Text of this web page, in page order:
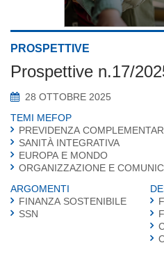
PROSPETTIVE
Prospettive n.17/
28 OTTOBRE 2025
TEMI MEFOP
PREVIDENZA
SANITÀ INTEGRATIVA
EUROPA E MONDO
ORGANIZZAZIONE E
ARGOMENTI
FINANZA SOSTENIBILE
SSN